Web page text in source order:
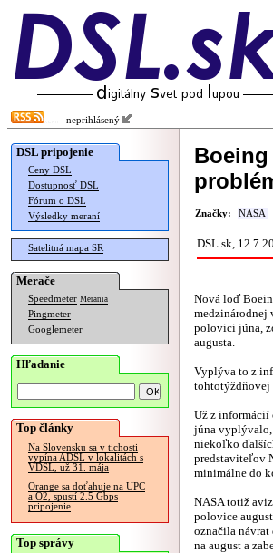
neprihlásený
DSL pripojenie
Ceny DSL
Dostupnosť DSL
Fórum o DSL
Výsledky meraní
Satelitná mapa SR
Merače
Speedmeter Merania
Pingmeter
Googlemeter
Hľadanie
Top články
Na Slovensku sa v tichosti
vypína ADSL v lokalitách s
VDSL, už 31. mája
Orange sa doťahuje na UPC
a O2, spustí 2.5 Gbps
pripojenie
Top správy
Boeing
Značky: NASA
DSL.sk,
Nová loď
medzinárodnej
polovici júna,
augusta.
Vyplýva to z
tohtotýždňovej
Už z informácií
júna vyplývalo,
niekoľko
predstaviteľov
minimálne do
NASA totiž
polovice
označila návrat
na august a